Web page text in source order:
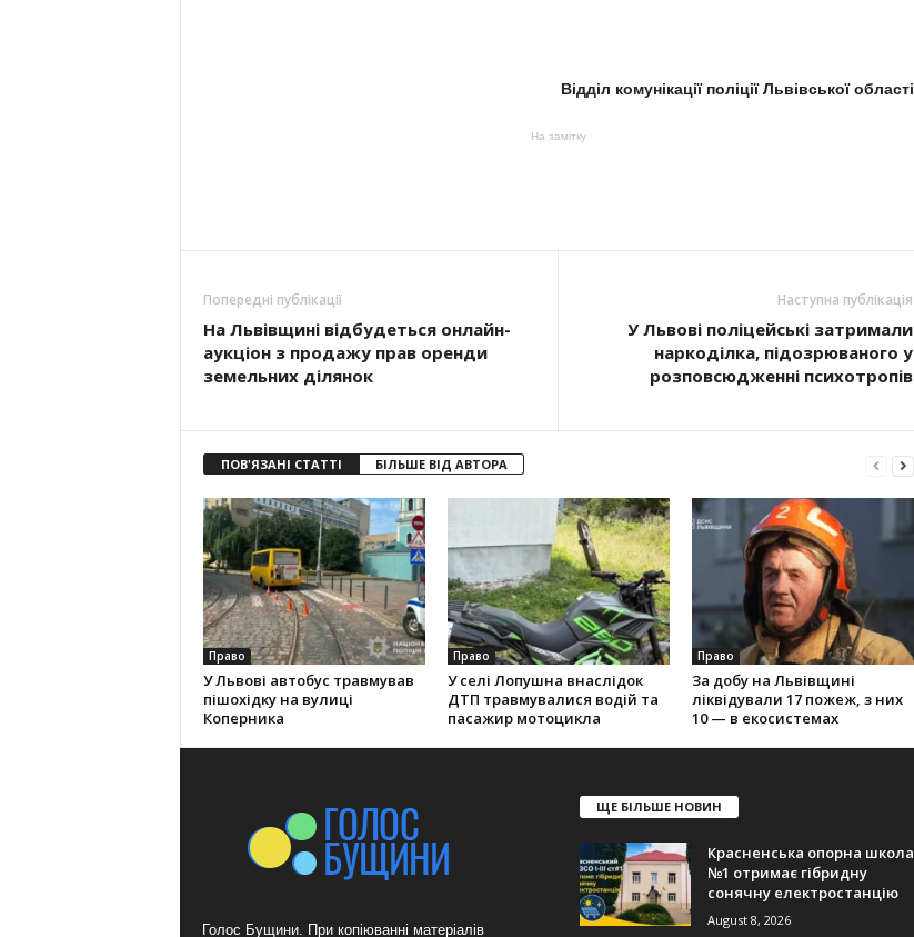
Відділ комунікації поліції Львівської області
На замітку
Попередні публікації
На Львівщині відбудеться онлайн-
аукціон з продажу прав оренди
земельних ділянок
Наступна публікація
У Львові поліцейські затримали
наркоділка, підозрюваного у
розповсюдженні психотропів
ПОВ'ЯЗАНІ СТАТТІ БІЛЬШЕ ВІД АВТОРА
Право
У Львові автобус травмував
пішохідку на вулиці
Коперника
Право
У селі Лопушна внаслідок
ДТП травмувалися водій та
пасажир мотоцикла
Право
За добу на Львівщині
ліквідували 17 пожеж, з них
10 — в екосистемах
Голос Бущини. При копіюванні матеріалів
ЩЕ БІЛЬШЕ НОВИН
Красненська опорна школа
№1 отримає гібридну
сонячну електростанцію
August 8, 2026